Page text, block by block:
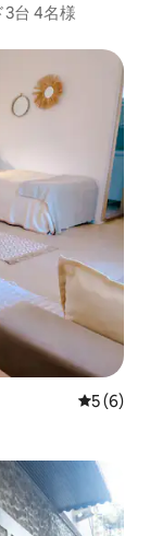
台 4名様
レビュー
5 (6)